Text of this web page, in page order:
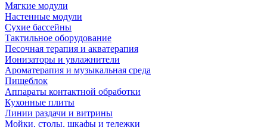
Мягкие модули
Настенные модули
Сухие бассейны
Тактильное оборудование
Песочная терапия и акватерапия
Ионизаторы и увлажнители
Ароматерапия и музыкальная среда
Пищеблок
Аппараты контактной обработки
Кухонные плиты
Линии раздачи и витрины
Мойки, столы, шкафы и тележки